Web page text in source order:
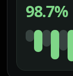
98.7%